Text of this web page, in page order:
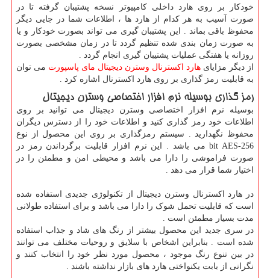
خودکار بر روی هارد داخلی کامپیوتر نسخه پشتیبان گرفته تا در
صورت آسیب به هر کدام از هارد ها ، اطلاعات شما در جایی دیگر
محفوظ باقی بماند . این پشتیبان گیری می تواند بصورت خودکار و یا
به صورت زمان بندی شده تنظیم گردد تا در زمان مشخصی بصورت
روزانه یا هفتگی عملیات پشتیبان گیری انجام گردد .
از دیگر مزایای هارد اکسترنال وسترن دیجیتال مای پاسپورت می توان
به قابلیت رمز گذاری بر روی هارد اکسترنال اشاره کرد .
رمز گذاری بوسیله نرم افزار اختصاصی وسترن دیجیتال
بوسیله نرم افزار اختصاصی وسترن دیجیتال می توانید بر روی
اطلاعات خود رمز گذاری کنید و اطلاعات خود را از دسترس دیگران
محفوظ نگهدارید . سیستم رمزگذاری بر روی این محصول از نوع
256-
bit AESمی باشد . این نرم افزار قابلیت برگرداندن رمز در
صورت فراموشی را دارا می باشد و محیطی امن و مطمئن را در
اختیار شما قرار می دهد .
در هارد اکسترنال وسترن دیجیتال از تکنولوژی جدیدی استفاده شده
است که قابلیت تحمل شوک را دارا می باشد و برای استفاده طولانی
مدت بسیار مطمئن است .
در سری جدید این محصول بیشتر از رنگ های شاد و جذاب استفاده
شده است . بنابراین اشخاص با سلایق و روحیات مختلف می توانند
در بین تنوع رنگ موجود ، محصول مورد نظر خود را انتخاب کنند و
نگرانی از بابت یکنواختی هارد های بازار نداشته باشند .